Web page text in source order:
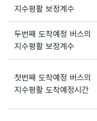
지수평활 보정계수
두번째 도착예정 버스의
지수평활 보정계수
첫번째 도착예정 버스의
지수평활 도착예정시간